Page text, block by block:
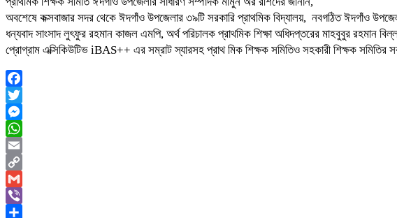
অবশেষে কক্সবাজার সদর থেকে ঈদগাঁও উপজেলার ৩৯টি সরকারি প্রাথমিক বিদ্যালয়, নবগঠিত ঈদগাঁও
ধন্যবাদ সাংসাদ লুৎফুর রহমান কাজল এমপি, অর্থ পরিচালক প্রাথমিক শিক্ষা অধিদপ্তরের মাহবুবুর রহমান
প্রোগ্রাম এক্সিকিউটিভ iBAS++ এর সম্রাট স্যারসহ প্রাথ মিক শিক্ষক সমিতিও সহকারী শিক্ষক সমিতির
Facebook
Twitter
Messenger
WhatsApp
Email
Copy
Link
Gmail
Viber